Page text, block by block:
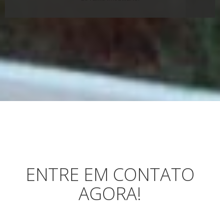
ENTRE EM CONTATO
AGORA!